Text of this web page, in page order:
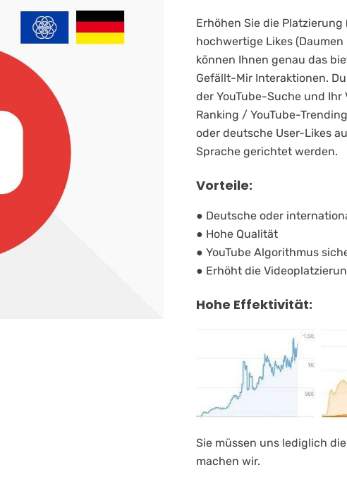
Erhöhen Sie die Platzierung
hochwertige Likes
können Ihnen genau das
Gefällt-Mir Interaktionen.
der YouTube-Suche und
Ranking / YouTube-
oder deutsche User-Likes
Sprache gerichtet werden.
Vorteile:
● Deutsche oder
● Hohe Qualität
● YouTube Algorithmus
● Erhöht die
Hohe Effektivität:
Sie müssen uns lediglich
machen wir.